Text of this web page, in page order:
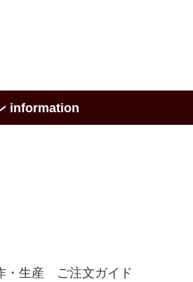
information
・生産 ご注文ガイド